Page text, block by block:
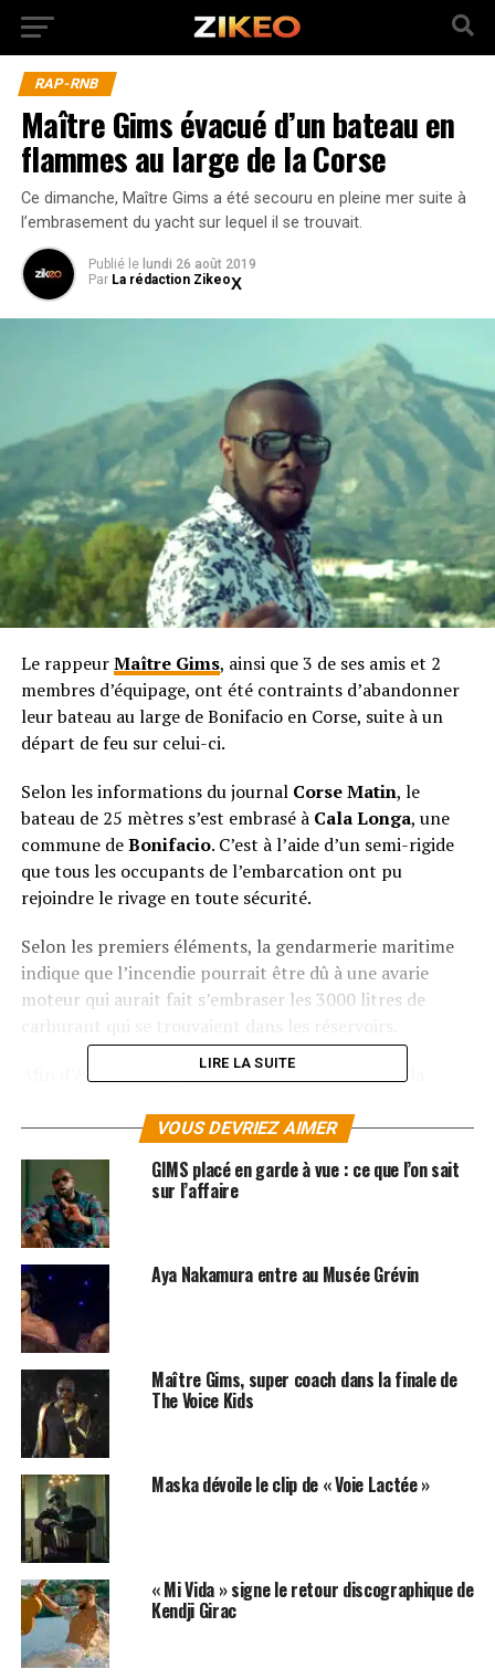
RAP-RNB
Maître Gims évacué d’un bateau en
flammes au large de la Corse
Ce dimanche, Maître Gims a été secouru en pleine mer suite à
l’embrasement du yacht sur lequel il se trouvait.
Publié le lundi 26 août 2019
Par La rédaction Zikeo
Le rappeurMaître Gims, ainsi que 3 de ses amis et 2
membres d’équipage, ont été contraints d’abandonner
leur bateau au large de Bonifacio en Corse, suite à un
départ de feu sur celui-ci.
Selon les informations du journal Corse Matin, le
bateau de 25 mètres s’est embrasé à Cala Longa, une
commune deBonifacio. C’est à l’aide d’un semi-rigide
que tous les occupants de l’embarcation ont pu
rejoindre le rivage en toute sécurité.
Selon les premiers éléments, la gendarmerie maritime
indique que l’incendie pourrait être dû à une avarie
moteur qui aurait fait s’embraser les 3000 litres de
Afin d’éviter toute pollution environnementale, la
pollution autour du bateau. Une enquête a été ouverte
pour déterminer les responsabilités de l’incident.
LES ALBUMS DE MAÎTRE GIMS SONT DISPONIBLES
SUJETS ASSOCIÉS: MAITRE GIMS
LIRE LA SUITE
VOUS DEVRIEZ AIMER
GIMS placé en garde à vue : ce que l’on sait
sur l’affaire
Aya Nakamura entre au Musée Grévin
Maître Gims, super coach dans la finale de
The Voice Kids
Maska dévoile le clip de « Voie Lactée »
« Mi Vida » signe le retour discographique de
Kendji Girac